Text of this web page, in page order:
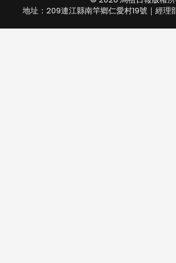
地址：209連江縣南竿鄉仁愛村19號｜經